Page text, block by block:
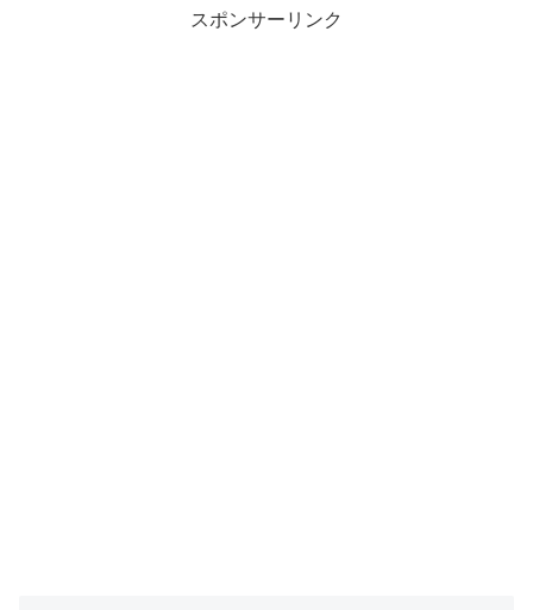
スポンサーリンク